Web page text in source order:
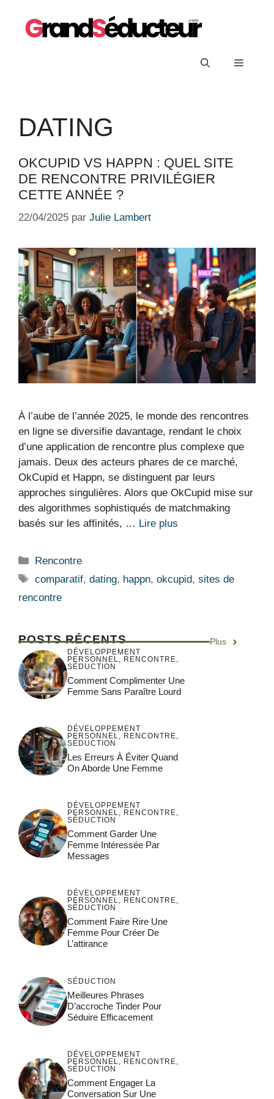
contenu
Menu
DATING
OKCUPID VS HAPPN : QUEL SITE
DE RENCONTRE PRIVILÉGIER
CETTE ANNÉE ?
22/04/2025 par Julie Lambert
À l’aube de l’année 2025, le monde des rencontres
en ligne se diversifie davantage, rendant le choix
d’une application de rencontre plus complexe que
jamais. Deux des acteurs phares de ce marché,
OkCupid et Happn, se distinguent par leurs
approches singulières. Alors que OkCupid mise sur
des algorithmes sophistiqués de matchmaking
basés sur les affinités, … Lire plus
Catégories
Rencontre
Étiquettes
comparatif,dating, happn,okcupid,sites de
rencontre
POSTS RÉCENTS Plus
DÉVELOPPEMENT
PERSONNEL, RENCONTRE,
SÉDUCTION
Comment Complimenter Une
Femme Sans Paraître Lourd
DÉVELOPPEMENT
PERSONNEL, RENCONTRE,
SÉDUCTION
Les Erreurs À Éviter Quand
On Aborde Une Femme
DÉVELOPPEMENT
PERSONNEL, RENCONTRE,
SÉDUCTION
Comment Garder Une
Femme Intéressée Par
Messages
DÉVELOPPEMENT
PERSONNEL, RENCONTRE,
SÉDUCTION
Comment Faire Rire Une
Femme Pour Créer De
L’attirance
SÉDUCTION
Meilleures Phrases
D’accroche Tinder Pour
Séduire Efficacement
DÉVELOPPEMENT
PERSONNEL, RENCONTRE,
SÉDUCTION
Comment Engager La
Conversation Sur Une